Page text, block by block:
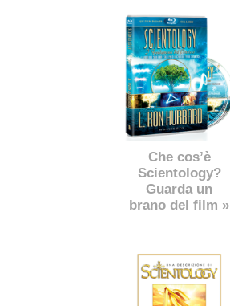
Che cos’è
Scientology?
Guarda un
brano del film »